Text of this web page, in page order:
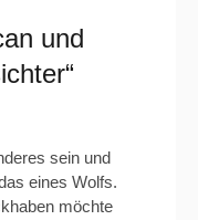
und
sein und
eines Wolfs.
möchte